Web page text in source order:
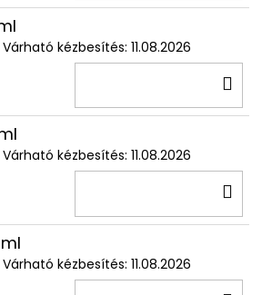
Várható kézbesítés: 11.08.2026
Várható kézbesítés: 11.08.2026
Várható kézbesítés: 11.08.2026